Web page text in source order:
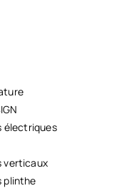
électriques
verticaux
plinthe